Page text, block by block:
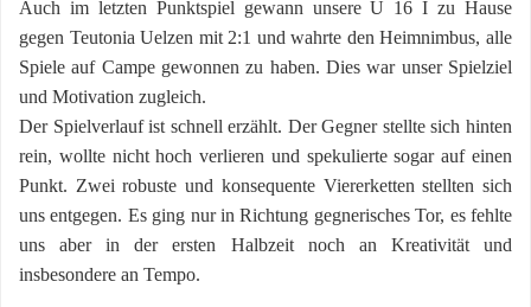
Auch im letzten Punktspiel gewann unsere U 16 I zu Hause
gegen Teutonia Uelzen mit 2:1 und wahrte den Heimnimbus, alle
Spiele auf Campe gewonnen zu haben. Dies war unser Spielziel
und Motivation zugleich.
Der Spielverlauf ist schnell erzählt. Der Gegner stellte sich hinten
rein, wollte nicht hoch verlieren und spekulierte sogar auf einen
Punkt. Zwei robuste und konsequente Viererketten stellten sich
uns entgegen. Es ging nur in Richtung gegnerisches Tor, es fehlte
uns aber in der ersten Halbzeit noch an Kreativität und
insbesondere an Tempo.